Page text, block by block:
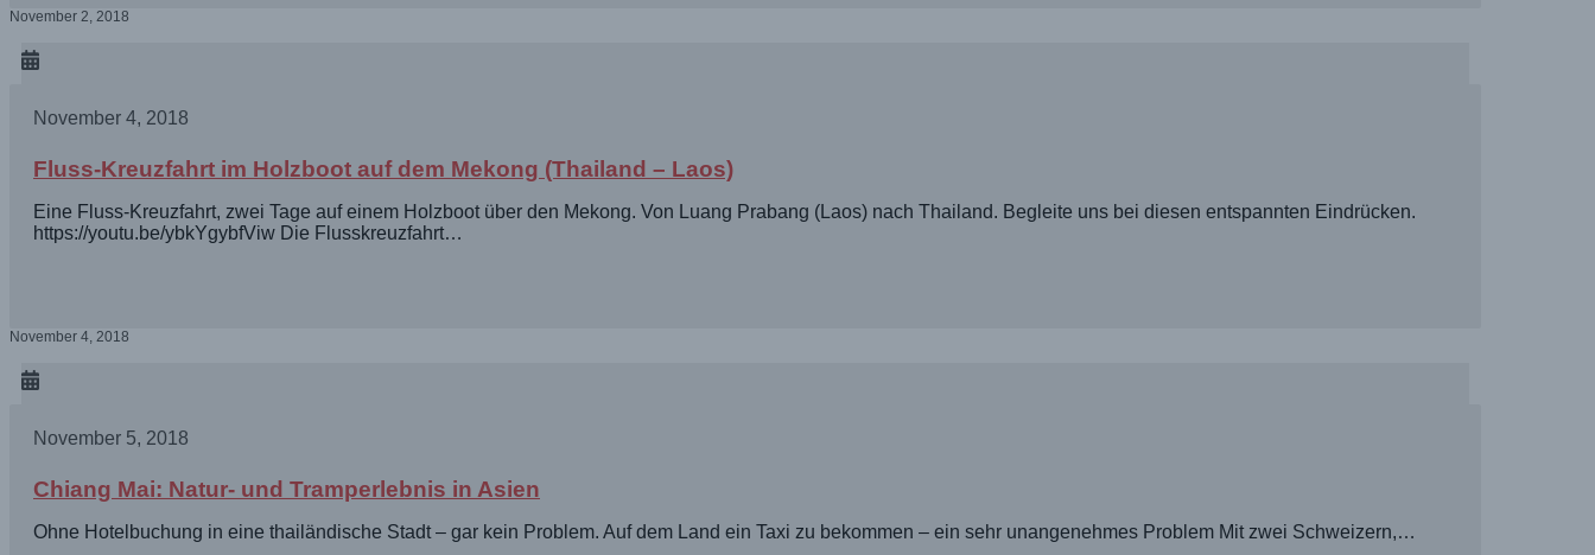
November 2, 2018
November 4, 2018
Fluss-Kreuzfahrt im Holzboot auf dem Mekong (Thailand – Laos)
Eine Fluss-Kreuzfahrt, zwei Tage auf einem Holzboot über den Mekong. Von Luang Prabang (Laos) nach Thailand. Begleite uns bei diesen entspannten Eindrücken.
https://youtu.be/ybkYgybfViw Die Flusskreuzfahrt…
November 4, 2018
November 5, 2018
Chiang Mai: Natur- und Tramperlebnis in Asien
Ohne Hotelbuchung in eine thailändische Stadt – gar kein Problem. Auf dem Land ein Taxi zu bekommen – ein sehr unangenehmes Problem Mit zwei Schweizern,…